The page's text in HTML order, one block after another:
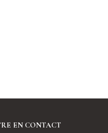
EN CONTACT